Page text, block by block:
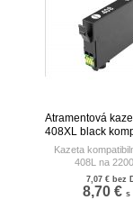
Atramentová
408XL black
Kazeta
408L na
Kompatibilita
Množstvo
uvádzané pri 5%
7,07 € bez
8,70 € s